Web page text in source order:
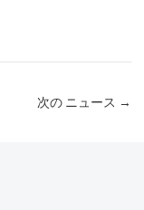
次の ニュース →